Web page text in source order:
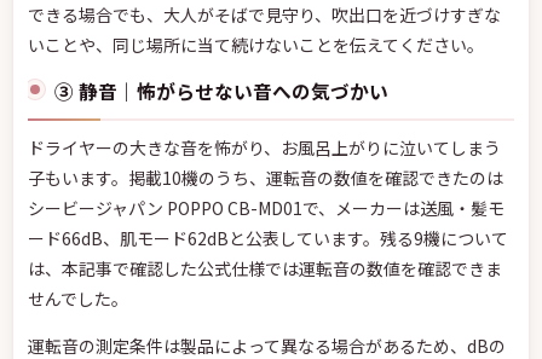
できる場合でも、大人がそばで見守り、吹出口を近づけすぎな
いことや、同じ場所に当て続けないことを伝えてください。
③ 静音｜怖がらせない音への気づかい
ドライヤーの大きな音を怖がり、お風呂上がりに泣いてしまう
子もいます。掲載10機のうち、運転音の数値を確認できたのは
シービージャパン POPPO CB-MD01で、メーカーは送風・髪モ
ード66dB、肌モード62dBと公表しています。残る9機について
は、本記事で確認した公式仕様では運転音の数値を確認できま
せんでした。
運転音の測定条件は製品によって異なる場合があるため、dBの